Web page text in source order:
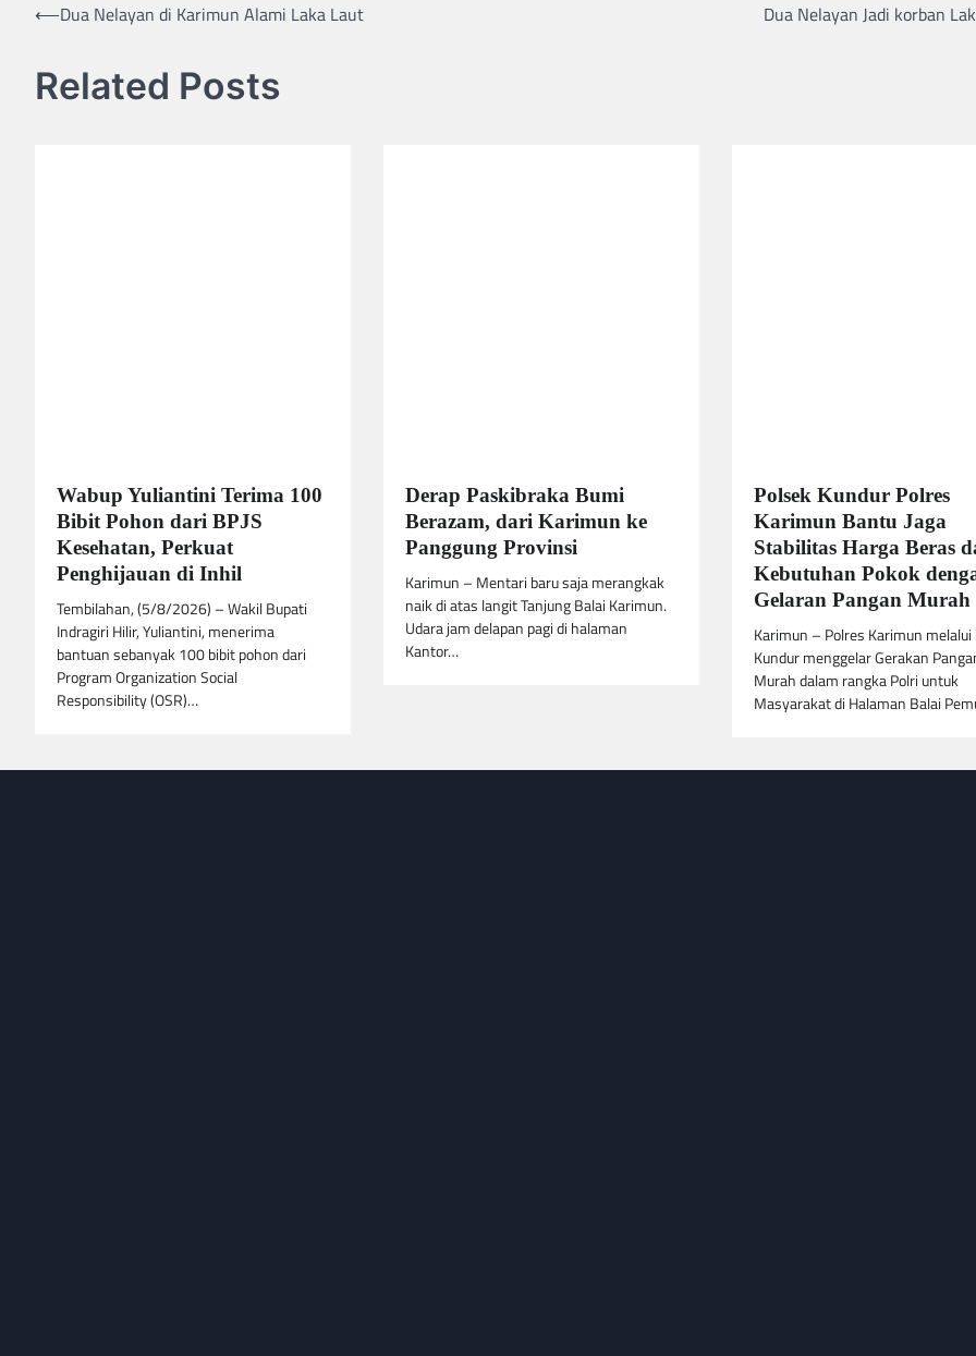
Post
⟵Dua Nelayan di Karimun Alami Laka Laut Dua Nelayan Jadi korban
Related Posts
Wabup Yuliantini Terima 100
Bibit Pohon dari BPJS
Kesehatan, Perkuat
Penghijauan di Inhil
Tembilahan, (5/8/2026) – Wakil Bupati
Indragiri Hilir, Yuliantini, menerima
bantuan sebanyak 100 bibit pohon dari
Program Organization Social
Responsibility (OSR)…
Derap Paskibraka Bumi
Berazam, dari Karimun ke
Panggung Provinsi
Karimun – Mentari baru saja merangkak
naik di atas langit Tanjung Balai Karimun.
Udara jam delapan pagi di halaman
Kantor…
Polsek Kundur Polres
Karimun Bantu Jaga
Stabilitas Harga Beras
Kebutuhan Pokok
Gelaran Pangan Murah
Karimun – Polres Karimun melalui
Kundur menggelar Gerakan
Murah dalam rangka Polri untuk
Masyarakat di Halaman Balai